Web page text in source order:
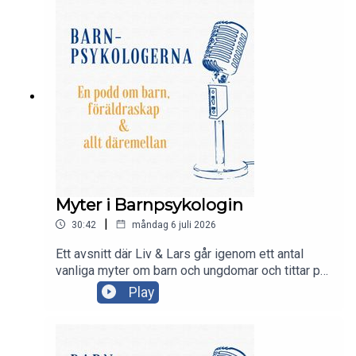
Myter i Barnpsykologin
30:42 | måndag 6 juli 2026
Ett avsnitt där Liv & Lars går igenom ett antal
vanliga myter om barn och ungdomar och tittar på
om det faktiskt stämmer eller inte.
Play